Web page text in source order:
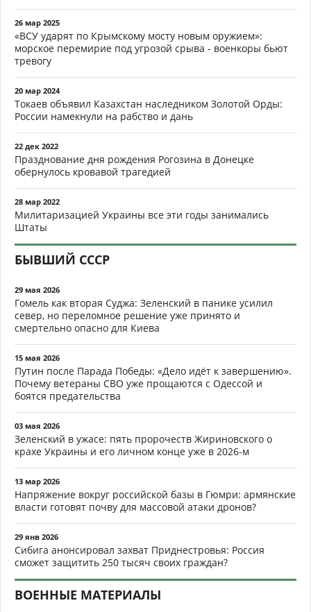
26 мар 2025
«ВСУ ударят по Крымскому мосту новым оружием»:
морское перемирие под угрозой срыва - военкоры бьют
тревогу
20 мар 2024
Токаев объявил Казахстан наследником Золотой Орды:
России намекнули на рабство и дань
22 дек 2022
Празднование дня рождения Рогозина в Донецке
обернулось кровавой трагедией
28 мар 2022
Милитаризацией Украины все эти годы занимались
Штаты
БЫВШИЙ СССР
29 мая 2026
Гомель как вторая Суджа: Зеленский в панике усилил
север, но переломное решение уже принято и
смертельно опасно для Киева
15 мая 2026
Путин после Парада Победы: «Дело идёт к завершению».
Почему ветераны СВО уже прощаются с Одессой и
боятся предательства
03 мая 2026
Зеленский в ужасе: пять пророчеств Жириновского о
крахе Украины и его личном конце уже в 2026-м
13 мар 2026
Напряжение вокруг российской базы в Гюмри: армянские
власти готовят почву для массовой атаки дронов?
29 янв 2026
Сибига анонсировал захват Приднестровья: Россия
сможет защитить 250 тысяч своих граждан?
ВОЕННЫЕ МАТЕРИАЛЫ